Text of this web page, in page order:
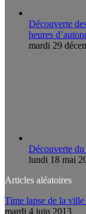
Découverte
heures
mardi 29
Découverte
lundi 18 mai
Articles aléatoires
Time lapse de la
mardi 4 juin 2013